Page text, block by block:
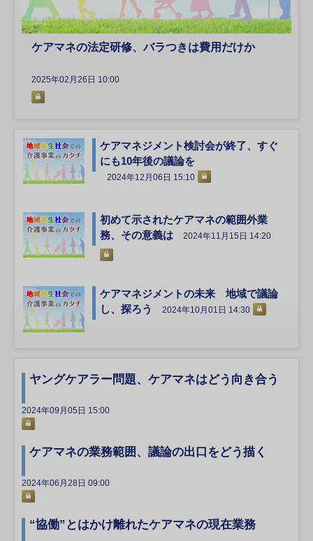
ケアマネの法定研修、バラつきは費用だけか
2025年02月26日 10:00
ケアマネジメント検討会が終了、すぐ
にも10年後の議論を
2024年12月06日 15:10
初めて示されたケアマネの範囲外業
務、その意義は
2024年11月15日 14:20
ケアマネジメントの未来 地域で議論
し、探ろう
2024年10月01日 14:30
ヤングケアラー問題、ケアマネはどう向き合う
2024年09月05日 15:00
ケアマネの業務範囲、議論の出口をどう描く
2024年06月28日 09:00
“協働”とはかけ離れたケアマネの現在業務